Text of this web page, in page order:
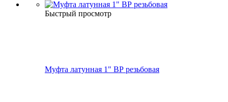
Быстрый просмотр
Муфта латунная 1" ВР резьбовая